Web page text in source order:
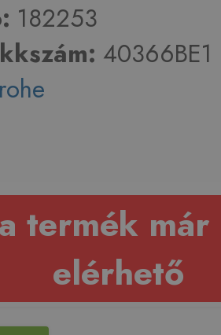
182253
40366BE1
termék már
elérhető